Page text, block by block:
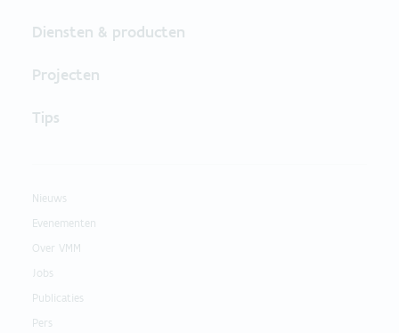
Diensten & producten
Projecten
Tips
Nieuws
Evenementen
Over VMM
Jobs
Publicaties
Pers